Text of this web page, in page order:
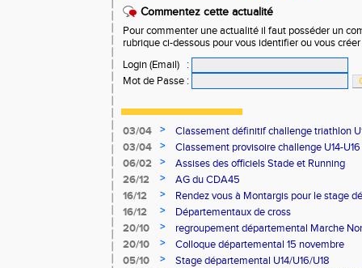
Commentez cette actualité
Pour commenter une actualité il faut posséder un
rubrique ci-dessous pour vous identifier ou vous
Login (Email)
:
Mot de Passe :
03/04 >
Classement définitif challenge triathlon
03/04
>
Classement provisoire challenge U14-U16
06/02
>
Assises des officiels Stade et Running
26/12
>
AG du CDA45
16/12
>
Rendez vous à Montargis pour le stage
cross 18 janvier
16/12 >
Départementaux de cross
20/10
>
regroupement départemental Marche
20/10
>
Colloque départemental 15 novembre
05/10
>
Stage départemental U14/U16/U18